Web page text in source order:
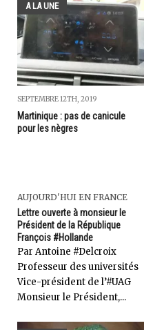
A LA UNE
SEPTEMBRE 12TH, 2019
Martinique : pas de canicule
pour les nègres
AUJOURD'HUI EN FRANCE
Lettre ouverte à monsieur le
Président de la République
François #Hollande
Par Antoine #Delcroix
Professeur des universités
Vice-président de l’#UAG
Monsieur le Président,...